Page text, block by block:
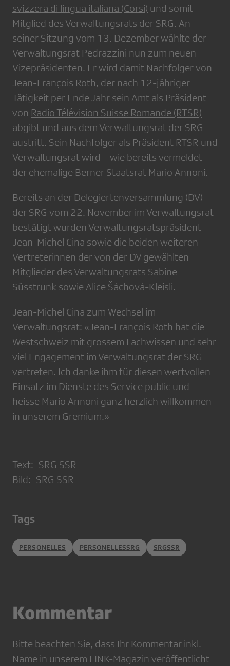
svizzera di lingua italiana (Corsi) und somit
Mitglied des Verwaltungsrats der SRG. An
seiner Sitzung vom 13. Dezember wählte der
Verwaltungsrat Pedrazzini nun zum neuen
Vizepräsidenten. Er wird damit Nachfolger von
Jean-François Roth, der nach 12-jähriger
Tätigkeit per Ende Jahr sein Amt als Präsident
von Radio Télévision Suisse Romande (RTSR)
abgibt und aus dem Verwaltungsrat der SRG
austritt. Sein Nachfolger als Präsident RTSR und
Verwaltungsrat wird – wie bereits vermeldet –
der ehemalige Berner Staatsrat Mario Annoni.
Bereits an der Delegiertenversammlung (DV)
der SRG vom 22. November im Verwaltungsrat
bestätigt wurden Verwaltungsratspräsident
Jean-Michel Cina sowie die beiden weiteren
Vertreterinnen der von der DV gewählten
Mitglieder des Verwaltungsrats Sabine
Süsstrunk sowie Alice Šáchová-Kleisli.
Jean-Michel Cina zum Wechsel im
Verwaltungsrat: «Jean-François Roth hat die
Westschweiz mit grossem Fachwissen und sehr
viel Engagement im Verwaltungsrat der SRG
vertreten. Ich danke ihm für diesen wertvollen
Einsatz im Dienste des Service public und
heisse Mario Annoni ganz herzlich willkommen
in unserem Gremium.»
Text: SRG SSR
Bild: SRG SSR
Tags
PERSONELLES PERSONELLESSRG SRGSSR
Kommentar
Bitte beachten Sie, dass Ihr Kommentar inkl.
Name in unserem LINK-Magazin veröffentlicht